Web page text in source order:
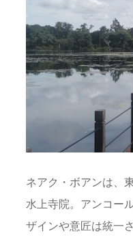
ネアク・ボアンは、
水上寺院。アンコー
ザインや意匠は統一